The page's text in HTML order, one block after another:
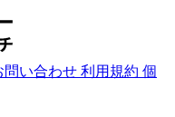
問い合わせ 利用規約 個